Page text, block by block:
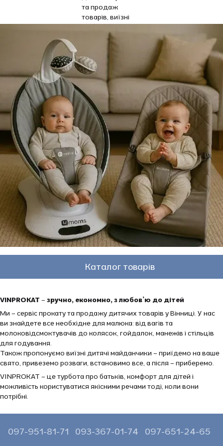
Каталог товарів
VINPROKAT – зручно, економно, з любов’ю до дітей
Ми – сервіс прокату та продажу дитячих товарів у Вінниці. У нас
ви знайдете все необхідне для малюка: від вагів та
молоковідсмоктувачів до колясок, гойдалок, манежів і стільців
для годування.
Також пропонуємо виїзні дитячі майданчики – приїдемо на ваше
свято, привеземо розваги, встановимо все, а після – приберемо.
VINPROKAT – це турбота про батьків, комфорт для дітей і
можливість користуватися якісними речами тоді, коли вони
потрібні.
097-951-81-71 093-367-01-74 097-651-24-65